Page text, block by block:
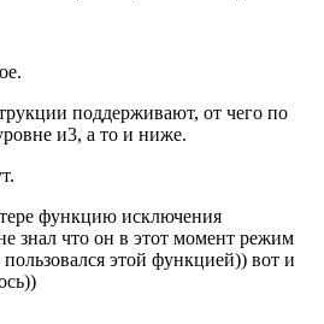
поддерживают, от чего по
и3, а то и ниже.
функцию исключения
знал что он в этот момент режим
этой функцией)) вот и